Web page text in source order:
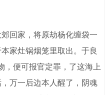
回家，将原劫杨化缠袋一
家灶锅烟笼里取出。于良
，便可报官定罪，了这海上
万一后边本人醒了，阴魂